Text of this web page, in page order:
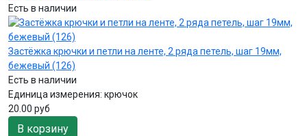
Есть в наличии
Застёжка крючки и петли на ленте, 2 ряда петель, шаг 19мм,
бежевый (126)
Есть в наличии
Единица измерения: крючок
20.00 руб
В корзину